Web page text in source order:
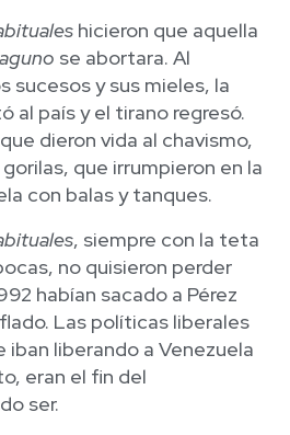
hicieron que aquella
se abortara. Al
sucesos y sus mieles, la
al país y el tirano regresó.
dieron vida al chavismo,
que irrumpieron en la
con balas y tanques.
, siempre con la teta
no quisieron perder
habían sacado a Pérez
Las políticas liberales
iban liberando a Venezuela
eran el fin del
ser.